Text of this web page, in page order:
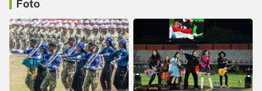
Foto